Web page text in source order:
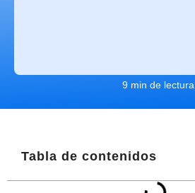
9 min de lectura
Tabla de contenidos